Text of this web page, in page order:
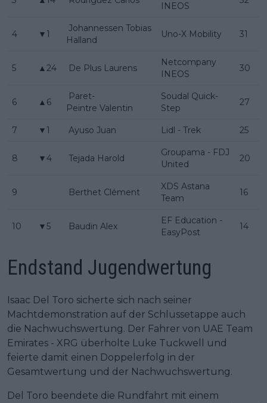
INEOS
4 ▼1
Johannessen Tobias
Halland
Uno-X Mobility 31
5 ▲24 De Plus Laurens
Netcompany
INEOS
30
6 ▲6
Paret-
Peintre Valentin
Soudal Quick-
Step
27
7 ▼1 Ayuso Juan Lidl - Trek 25
8 ▼4 Tejada Harold
Groupama - FDJ
United
20
9 Berthet Clément
XDS Astana
Team
16
10 ▼5 Baudin Alex
EF Education -
EasyPost
14
Endstand Jugendwertung
Isaac Del Toro sicherte sich nach seiner
Machtdemonstration auf der Schlussetappe auch
die Nachwuchswertung. Der Fahrer von UAE Team
Emirates - XRG überholte Luke Tuckwell und
feierte damit einen Doppelerfolg in der
Gesamtwertung und der Nachwuchswertung.
Del Toro beendete die Rundfahrt mit einem